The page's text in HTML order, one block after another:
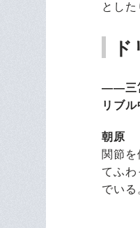
とし
――三
リブ
朝原
関節
てふ
でい